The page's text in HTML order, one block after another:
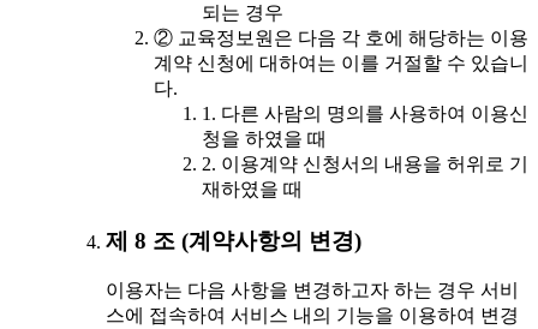
되는 경우
② 교육정보원은 다음 각 호에 해당하는 이용
계약 신청에 대하여는 이를 거절할 수 있습니
다.
1. 다른 사람의 명의를 사용하여 이용신
청을 하였을 때
2. 이용계약 신청서의 내용을 허위로 기
재하였을 때
제 8 조 (계약사항의 변경)
이용자는 다음 사항을 변경하고자 하는 경우 서비
스에 접속하여 서비스 내의 기능을 이용하여 변경